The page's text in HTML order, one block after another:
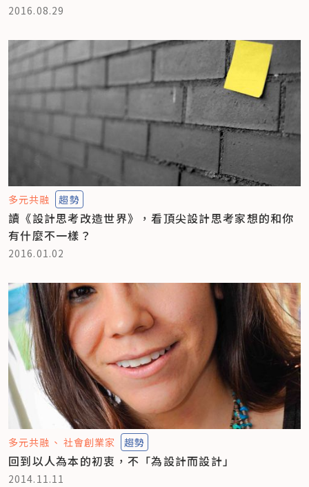
2016.08.29
多元共融 趨勢
讀《設計思考改造世界》，看頂尖設計思考家想的和你
有什麼不一樣？
2016.01.02
多元共融 社會創業家 趨勢
回到以人為本的初衷，不「為設計而設計」
2014.11.11